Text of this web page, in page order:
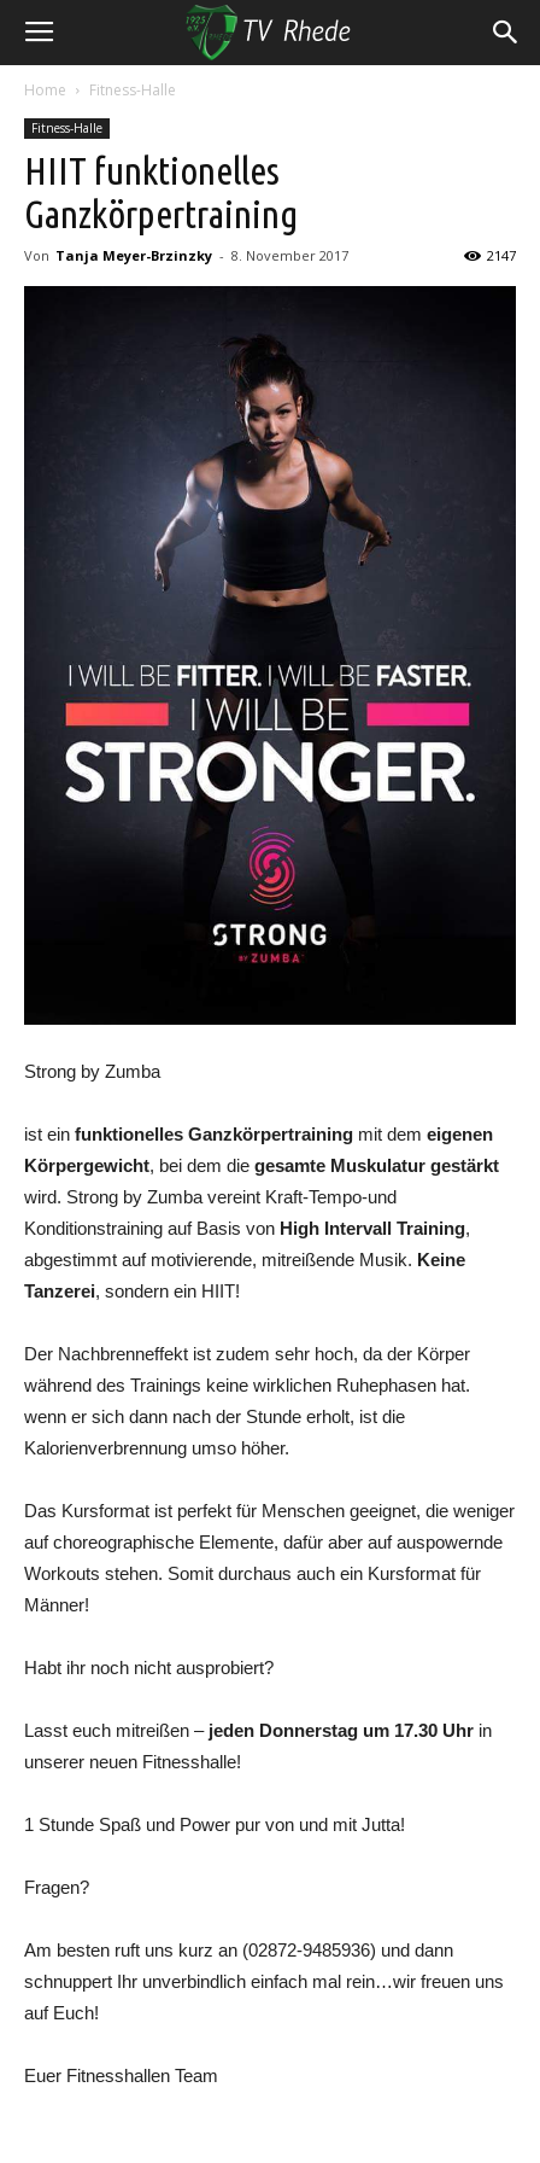
Home Fitness-Halle
Fitness-Halle
HIIT funktionelles
Ganzkörpertraining
Von Tanja Meyer-Brzinzky - 8. November 2017 2147
Strong by Zumba
ist ein funktionelles Ganzkörpertraining mit dem eigenen
Körpergewicht, bei dem die gesamte Muskulatur gestärkt
wird. Strong by Zumba vereint Kraft-Tempo-und
Konditionstraining auf Basis von High Intervall Training,
abgestimmt auf motivierende, mitreißende Musik. Keine
Tanzerei, sondern ein HIIT!
Der Nachbrenneffekt ist zudem sehr hoch, da der Körper
während des Trainings keine wirklichen Ruhephasen hat.
wenn er sich dann nach der Stunde erholt, ist die
Kalorienverbrennung umso höher.
Das Kursformat ist perfekt für Menschen geeignet, die weniger
auf choreographische Elemente, dafür aber auf auspowernde
Workouts stehen. Somit durchaus auch ein Kursformat für
Männer!
Habt ihr noch nicht ausprobiert?
Lasst euch mitreißen – jeden Donnerstag um 17.30 Uhr in
unserer neuen Fitnesshalle!
1 Stunde Spaß und Power pur von und mit Jutta!
Fragen?
Am besten ruft uns kurz an (02872-9485936) und dann
schnuppert Ihr unverbindlich einfach mal rein…wir freuen uns
auf Euch!
Euer Fitnesshallen Team